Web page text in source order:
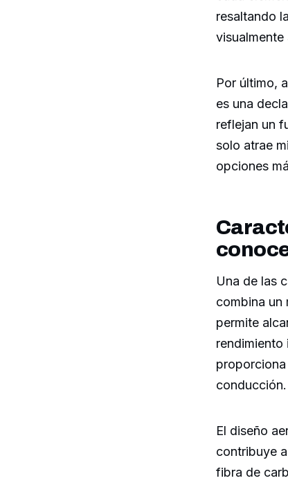
resaltando
Por último,
es una
reflejan un
solo atrae
opciones
Una de las
combina un
permite
rendimiento
conducción.
El diseño
contribuye
fibra de